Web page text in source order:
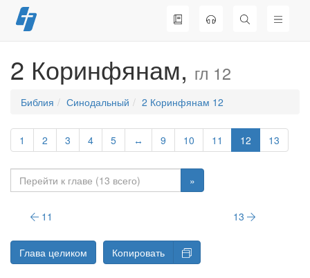
Перейти
к
2 Коринфянам, гл 12
Библия Синодальный 2 Коринфянам 12
1 2 3 4 5 ↔ 9 10 11 12 13
»
11 13
Глава целиком Копировать